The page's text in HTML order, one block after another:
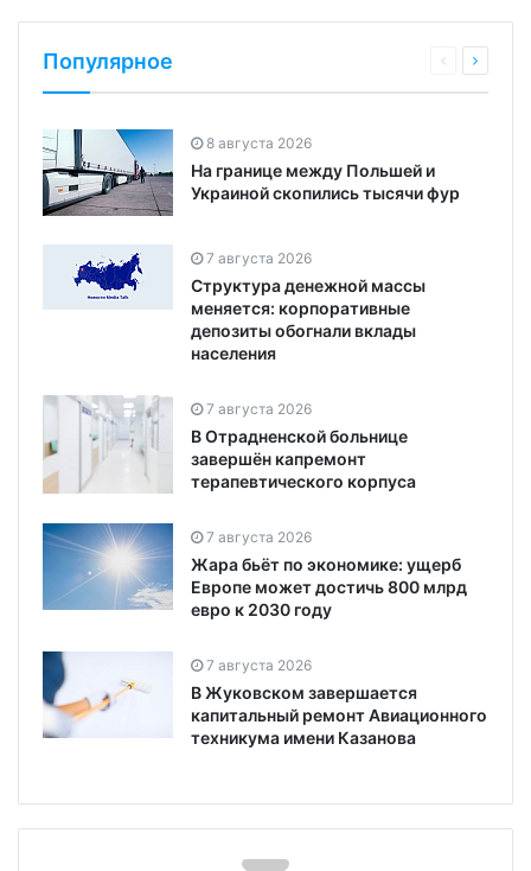
Популярное
8 августа 2026
На границе между Польшей и
Украиной скопились тысячи фур
7 августа 2026
Структура денежной массы
меняется: корпоративные
депозиты обогнали вклады
населения
7 августа 2026
В Отрадненской больнице
завершён капремонт
терапевтического корпуса
7 августа 2026
Жара бьёт по экономике: ущерб
Европе может достичь 800 млрд
евро к 2030 году
7 августа 2026
В Жуковском завершается
капитальный ремонт Авиационного
техникума имени Казанова